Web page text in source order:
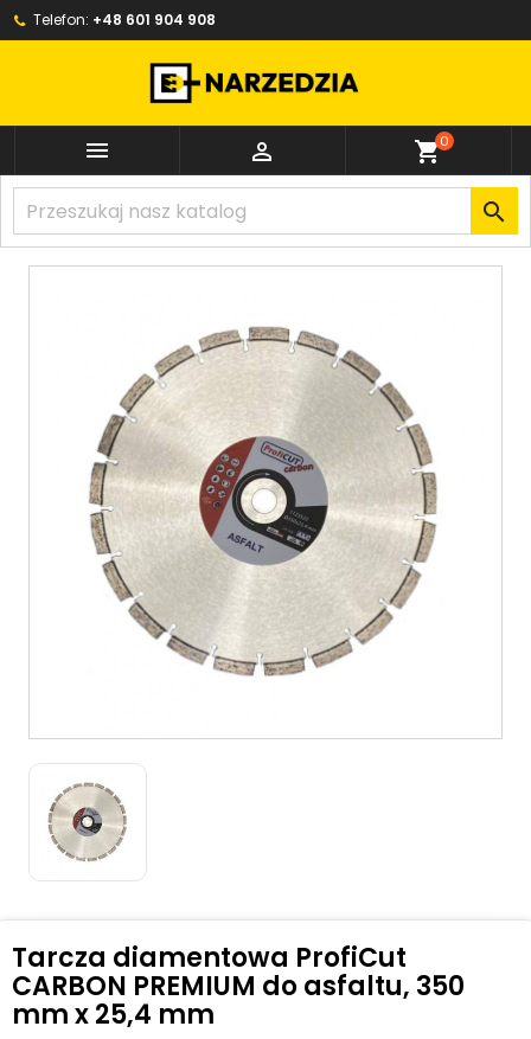
Telefon: +48 601 904 908
  shopping_cart0

Tarcza diamentowa ProfiCut
CARBON PREMIUM do asfaltu, 350
mm x 25,4 mm